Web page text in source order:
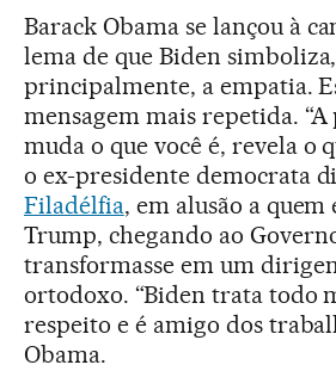
Barack Obama se lançou à
lema de que Biden simboliza,
principalmente, a empatia.
mensagem mais repetida.
muda o que você é, revela o
o ex-presidente democrata
Filadélfia, em alusão a quem
Trump, chegando ao
transformasse em um
ortodoxo. “Biden trata todo
respeito e é amigo dos
Obama.